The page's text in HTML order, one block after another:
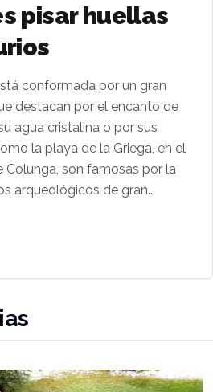
pisar huellas
conformada por un gran
destacan por el encanto de
agua cristalina o por sus
la playa de la Griega, en el
Colunga, son famosas por la
arqueológicos de gran...